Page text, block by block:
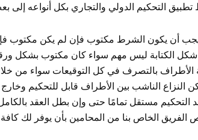
التحكيم الدولي والتجاري بكل أنواعه إلى
يجب أن يكون الشرط مكتوب فإن لم يكن مكتوب
الكتابة ليس مهم سواء كان مكتوب بشكل
الأطراف بالتصرف في كل التوقيعات سواء من خلال
النزاع الناشب بين الأطراف قابل للتحكيم وخارج
التحكيم مستقل تمامًا حتى وإن بطل العقد
الفريق الخاص بنا من المحامين بأن يوفر لك